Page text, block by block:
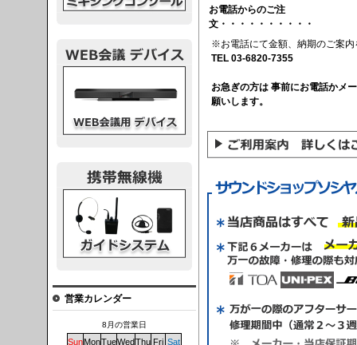
お電話からのご注
文・・・・・・・・・・
※お電話にて金額、納期のご案内
TEL 03-6820-7355
お急ぎの方は 事前にお電話かメ
願いします。
営業カレンダー
8月の営業日
SunMonTueWedThu Fri Sat